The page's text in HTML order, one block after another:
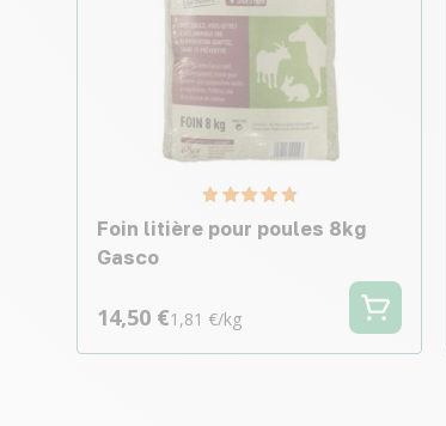
Foin litière pour poules 8kg
Gasco
14,50 €1,81 €/kg